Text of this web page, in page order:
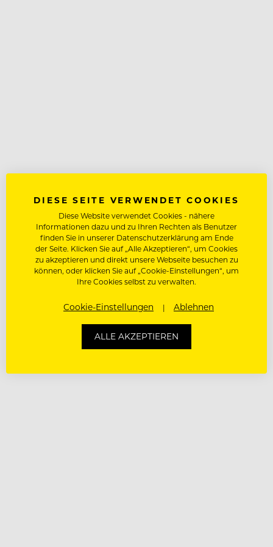
DIESE SEITE VERWENDET COOKIES
Diese Website verwendet Cookies - nähere
Informationen dazu und zu Ihren Rechten als Benutzer
finden Sie in unserer Datenschutzerklärung am Ende
der Seite. Klicken Sie auf „Alle Akzeptieren“, um Cookies
zu akzeptieren und direkt unsere Webseite besuchen zu
können, oder klicken Sie auf „Cookie-Einstellungen“, um
Ihre Cookies selbst zu verwalten.
Cookie-Einstellungen Ablehnen
ALLE AKZEPTIEREN